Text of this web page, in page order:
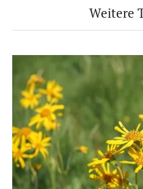
Weitere